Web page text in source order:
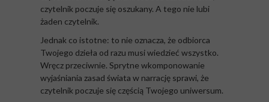
czytelnik poczuje się oszukany. A tego nie lubi
żaden czytelnik.
Jednak co istotne: to nie oznacza, że odbiorca
Twojego dzieła od razu musi wiedzieć wszystko.
Wręcz przeciwnie. Sprytne wkomponowanie
wyjaśniania zasad świata w narrację sprawi, że
czytelnik poczuje się częścią Twojego uniwersum.